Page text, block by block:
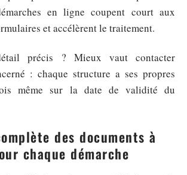
en ligne coupent court aux
et accélèrent le traitement.
précis ? Mieux vaut contacter
: chaque structure a ses propres
même sur la date de validité du
des documents à
chaque démarche